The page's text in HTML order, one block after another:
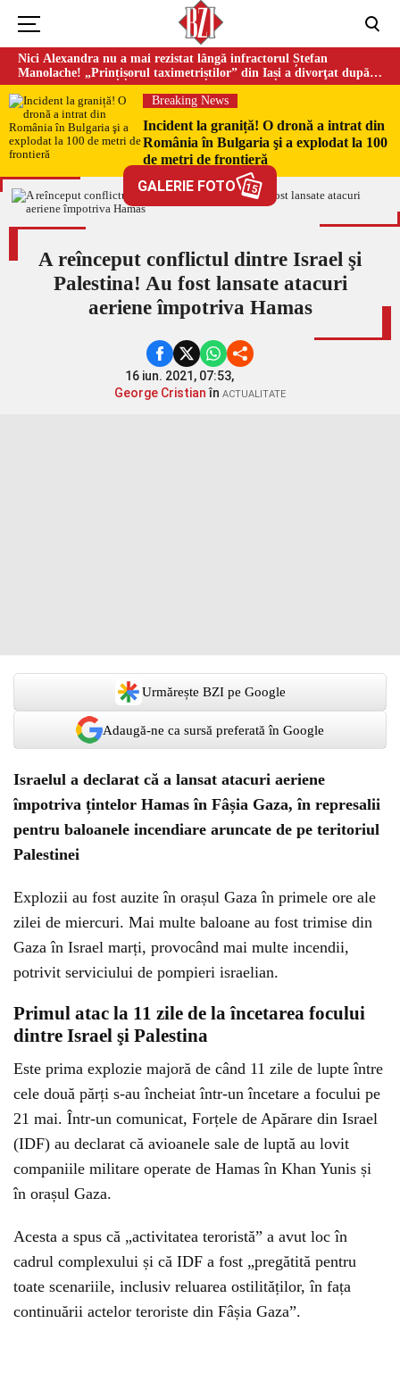
Nici Alexandra nu a mai rezistat lângă infractorul Ștefan
Manolache! „Prințișorul taximetriștilor” din Iași a divorţat după
doi ani de căsnicie
Breaking News
Incident la graniță! O dronă a intrat din
România în Bulgaria şi a explodat la 100
de metri de frontieră
GALERIE FOTO 15
A reînceput conflictul dintre Israel şi
Palestina! Au fost lansate atacuri
aeriene împotriva Hamas
16 iun. 2021, 07:53,
George Cristianîn ACTUALITATE
Urmărește BZI pe Google
Adaugă-ne ca sursă preferată în Google
Israelul a declarat că a lansat atacuri aeriene
împotriva țintelor Hamas în Fâșia Gaza, în represalii
pentru baloanele incendiare aruncate de pe teritoriul
Palestinei
Explozii au fost auzite în orașul Gaza în primele ore ale
zilei de miercuri. Mai multe baloane au fost trimise din
Gaza în Israel marți, provocând mai multe incendii,
potrivit serviciului de pompieri israelian.
Primul atac la 11 zile de la încetarea focului
dintre Israel şi Palestina
Este prima explozie majoră de când 11 zile de lupte între
cele două părți s-au încheiat într-un încetare a focului pe
21 mai. Într-un comunicat, Forțele de Apărare din Israel
(IDF) au declarat că avioanele sale de luptă au lovit
companiile militare operate de Hamas în Khan Yunis și
în orașul Gaza.
Acesta a spus că „activitatea teroristă” a avut loc în
cadrul complexului și că IDF a fost „pregătită pentru
toate scenariile, inclusiv reluarea ostilităților, în fața
continuării actelor teroriste din Fâșia Gaza”.